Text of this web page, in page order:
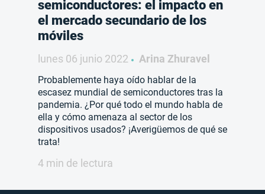
semiconductores: el impacto en
el mercado secundario de los
móviles
lunes 06 junio 2022 Arina Zhuravel
Probablemente haya oído hablar de la
escasez mundial de semiconductores tras la
pandemia. ¿Por qué todo el mundo habla de
ella y cómo amenaza al sector de los
dispositivos usados? ¡Averigüemos de qué se
trata!
4 min de lectura